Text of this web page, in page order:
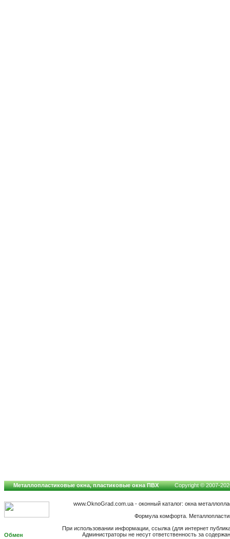
Металлопластиковые окна, пластиковые окна ПВХ Copyright © 2007-
www.OknoGrad.com.ua - оконный каталог: окна
Формула комфорта.
При использовании информации, ссылка (для интернет
Администраторы не несут ответственность за
Обмен